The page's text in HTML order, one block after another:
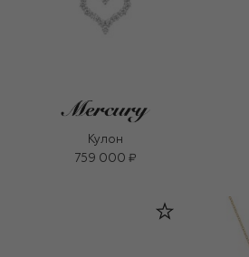
Кулон
759 000 ₽